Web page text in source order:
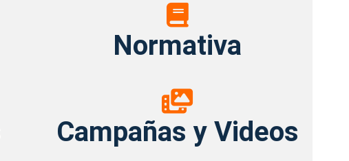
Normativa
Videos
Campañas y Videos